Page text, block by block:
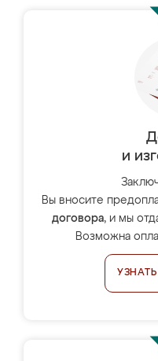
и
Вы вносите
договора, и мы
Возможна